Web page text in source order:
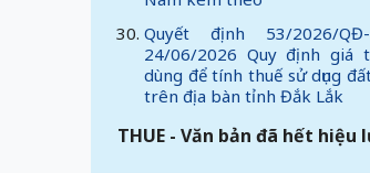
Quyết định 53/2026/
24/06/2026 Quy định giá
dùng để tính thuế sử dụng
trên địa bàn tỉnh Đắk Lắk
THUE - Văn bản đã hết hiệu